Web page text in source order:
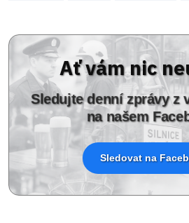
Ať vám nic
Sledujte denní zprávy z
na našem
Sledovat na